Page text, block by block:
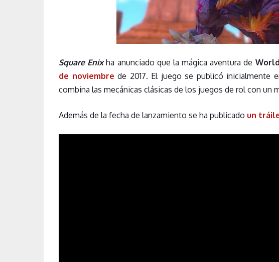
Square Enixha anunciado que la mágica aventura de
de noviembre de 2017. El juego se publicó inicialmente
combina las mecánicas clásicas de los juegos de rol con un
Además de la fecha de lanzamiento se ha publicado un